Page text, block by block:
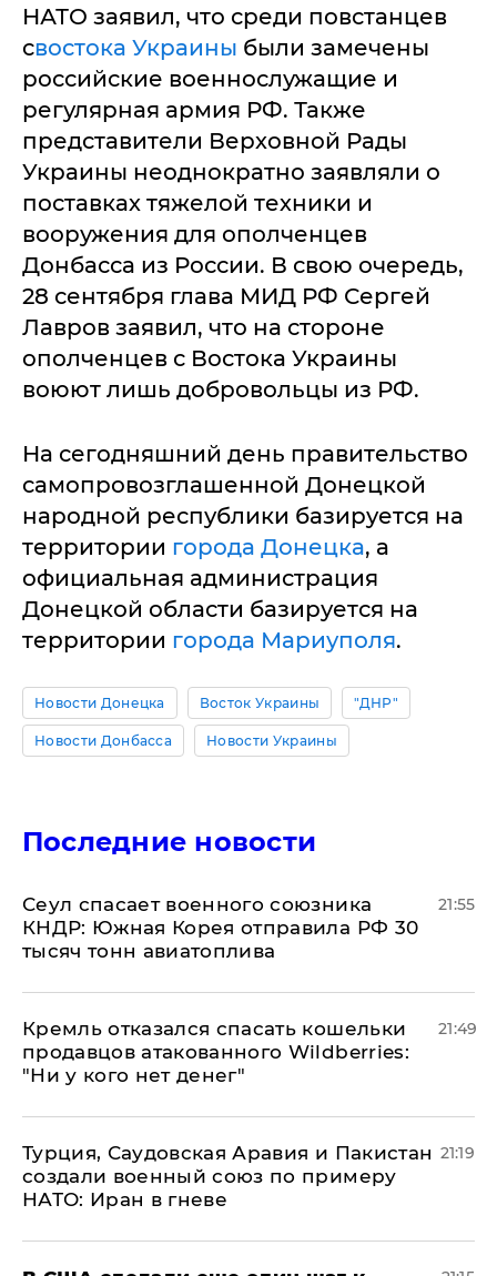
НАТО заявил, что среди повстанцев
свостока Украины были замечены
российские военнослужащие и
регулярная армия РФ. Также
представители Верховной Рады
Украины неоднократно заявляли о
поставках тяжелой техники и
вооружения для ополченцев
Донбасса из России. В свою очередь,
28 сентября глава МИД РФ Сергей
Лавров заявил, что на стороне
ополченцев с Востока Украины
воюют лишь добровольцы из РФ.
На сегодняшний день правительство
самопровозглашенной Донецкой
народной республики базируется на
территории города Донецка, а
официальная администрация
Донецкой области базируется на
территории города Мариуполя.
Новости Донецка Восток Украины "ДНР"
Новости Донбасса Новости Украины
Последние новости
​Сеул спасает военного союзника
КНДР: Южная Корея отправила РФ 30
тысяч тонн авиатоплива
21:55
Кремль отказался спасать кошельки
продавцов атакованного Wildberries:
"Ни у кого нет денег"
21:49
Турция, Саудовская Аравия и Пакистан
создали военный союз по примеру
НАТО: Иран в гневе
21:19